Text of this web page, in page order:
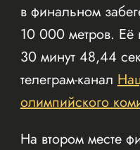
в финальном
10 000 метров. Её
30 минут 48,44
телеграм-канал
олимпийского
На втором месте